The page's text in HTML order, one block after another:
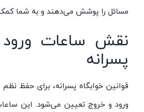
مسائل را پوشش می‌دهند و به شما کمک
نقش ساعات ورود
پسرانه
قوانین خوابگاه پسرانه، برای حفظ
ورود و خروج تعیین می‌شود. این